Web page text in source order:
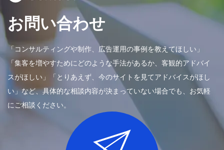
お問い合わせ
「コンサルティングや制作、広告運用の事例を教えてほしい」
「集客を増やすためにどのような手法があるか、客観的アドバイ
スがほしい」「とりあえず、今のサイトを見てアドバイスがほし
い」など、具体的な相談内容が決まっていない場合でも、お気軽
にご相談ください。